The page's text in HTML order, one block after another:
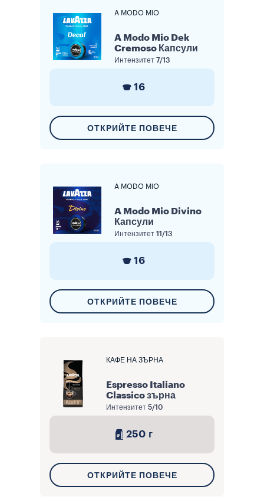
A MODO MIO
A Modo Mio Dek
Cremoso Капсули
Интензитет 7/13
16
ОТКРИЙТЕ ПОВЕЧЕ
A MODO MIO
A Modo Mio Divino
Капсули
Интензитет 11/13
16
ОТКРИЙТЕ ПОВЕЧЕ
КАФЕ НА ЗЪРНА
Espresso Italiano
Classico зърна
Интензитет 5/10
250 г
ОТКРИЙТЕ ПОВЕЧЕ